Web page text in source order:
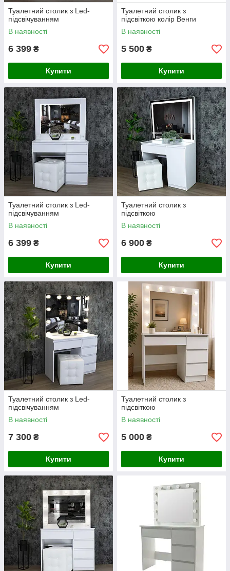
Туалетний столик з Led-
підсвічуванням
В наявності
6 399 ₴
Купити
Туалетний столик з
підсвіткою колір Венги
В наявності
5 500 ₴
Купити
Туалетний столик з Led-
підсвічуванням
В наявності
6 399 ₴
Купити
Туалетний столик з
підсвіткою
В наявності
6 900 ₴
Купити
Туалетний столик з Led-
підсвічуванням
В наявності
7 300 ₴
Купити
Туалетний столик з
підсвіткою
В наявності
5 000 ₴
Купити